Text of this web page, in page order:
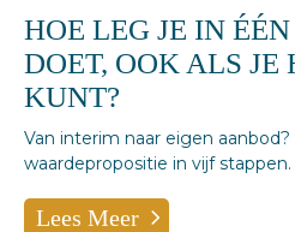
HOE LEG JE IN
DOET, OOK ALS JE
KUNT?
Van interim naar eigen
waardepropositie in vijf stappen.
Lees Meer